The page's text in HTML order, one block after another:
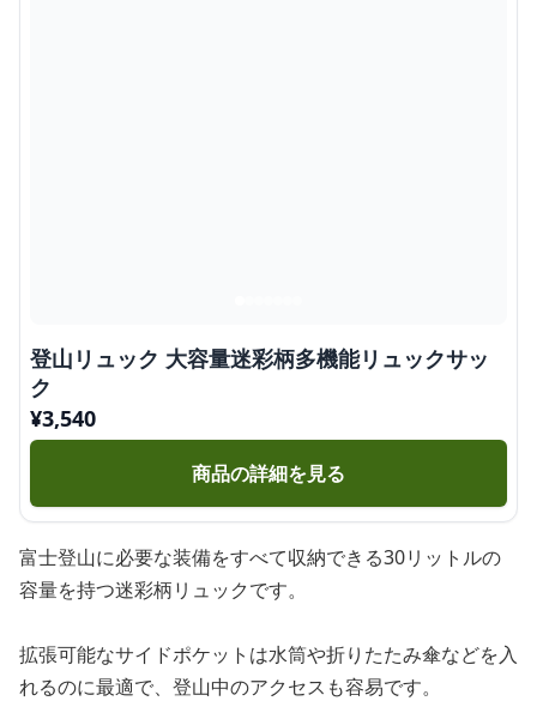
登山リュック 大容量迷彩柄多機能リュックサッ
ク
¥3,540
商品の詳細を見る
富士登山に必要な装備をすべて収納できる30リットルの
容量を持つ迷彩柄リュックです。
拡張可能なサイドポケットは水筒や折りたたみ傘などを入
れるのに最適で、登山中のアクセスも容易です。